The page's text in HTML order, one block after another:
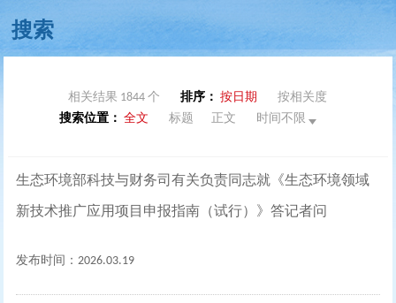
相关结果 1844 个 排序： 按日期
按相关度
搜索位置： 全文 标题 正文 时间不限
生态环境部科技与财务司有关负责同志就《生态环境领域
新技术推广应用项目申报指南（试行）》答记者问
发布时间：2026.03.19